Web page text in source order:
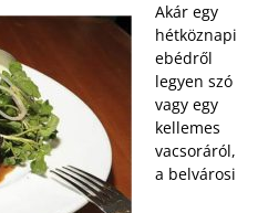
Akár egy
hétköznapi
ebédről
legyen szó
vagy egy
kellemes
vacsoráról,
a belvárosi